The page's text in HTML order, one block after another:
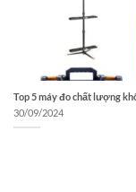
Top 5 máy đo chất lượng
30/09/2024